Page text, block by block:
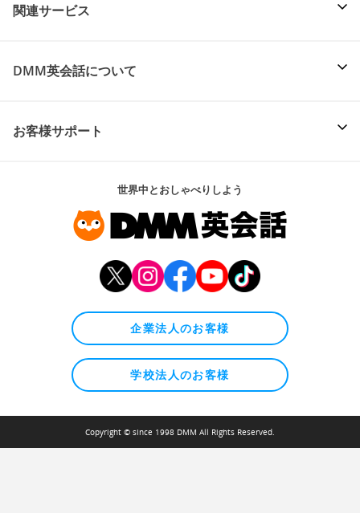
関連サービス
DMM英会話について
お客様サポート
世界中とおしゃべりしよう
企業法人のお客様
学校法人のお客様
Copyright © since 1998 DMM All Rights Reserved.